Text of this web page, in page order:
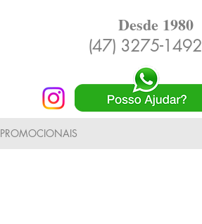
(47) 3275-1492
PROMOCIONAIS
Desde 1980